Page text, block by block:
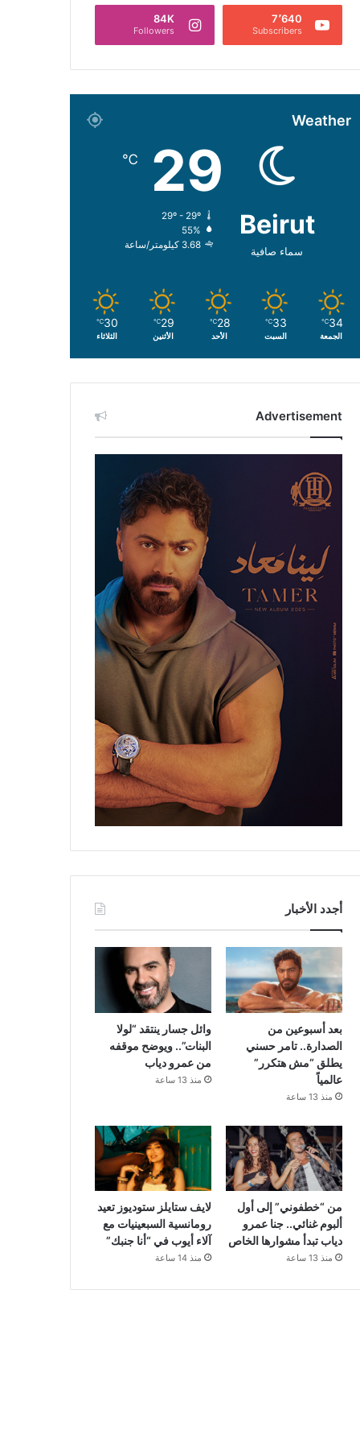
7٬640
Subscribers
84K
Followers
Weather
Beirut
سماء صافية
29
℃
29º - 29º
55%
3.68 كيلومتر/ساعة
34
℃
الجمعة
33
℃
السبت
28
℃
الأحد
29
℃
الأثنين
30
℃
الثلاثاء
Advertisement
أجدد الأخبار
بعد أسبوعين من
الصدارة.. تامر حسني
يطلق “مش هتكرر”
عالمياً
منذ 13 ساعة
وائل جسار ينتقد “لولا
البنات”.. ويوضح موقفه
من عمرو دياب
منذ 13 ساعة
من “خطفوني” إلى أول
ألبوم غنائي.. جنا عمرو
دياب تبدأ مشوارها الخاص
منذ 13 ساعة
لايف ستايلز ستوديوز تعيد
رومانسية السبعينيات مع
آلاء أيوب في “أنا جنبك”
منذ 14 ساعة